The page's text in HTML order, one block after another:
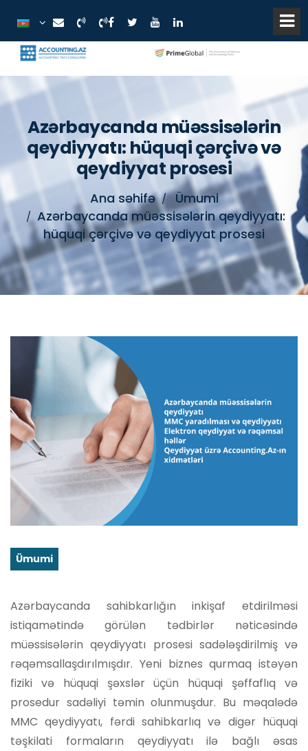
Azərbaycanda müəssisələrin
qeydiyyatı: hüquqi çərçivə və
qeydiyyat prosesi
Ana səhifə
Ümumi
Azərbaycanda müəssisələrin qeydiyyatı:
hüquqi çərçivə və qeydiyyat prosesi
Ümumi
Azərbaycanda sahibkarlığın inkişaf etdirilməsi
istiqamətində görülən tədbirlər nəticəsində
müəssisələrin qeydiyyatı prosesi sadələşdirilmiş və
rəqəmsallaşdırılmışdır. Yeni biznes qurmaq istəyən
fiziki və hüquqi şəxslər üçün hüquqi şəffaflıq və
prosedur sadəliyi təmin olunmuşdur. Bu məqalədə
MMC qeydiyyatı, fərdi sahibkarlıq və digər hüquqi
təşkilati formaların qeydiyyatı ilə bağlı əsas